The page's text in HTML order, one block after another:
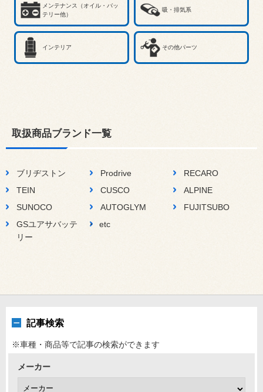
メンテナンス（オイル・バッ
テリー他）
吸・排気系
インテリア その他パーツ
取扱商品ブランド一覧
ブリヂストン Prodrive
RECARO
TEIN
CUSCO
ALPINE
SUNOCO
AUTOGLYM
FUJITSUBO
GSユアサバッテ
リー
etc
記事検索
※車種・商品等で記事の検索ができます
メーカー